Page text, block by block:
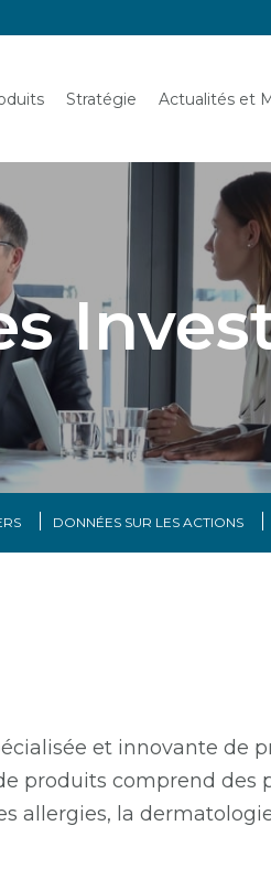
Stratégie Actualités et
DONNÉES SUR LES ACTIONS
et innovante de
produits comprend des
allergies, la